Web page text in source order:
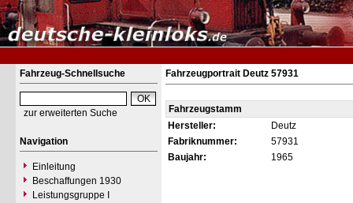
Fahrzeug-Schnellsuche
zur erweiterten Suche
Navigation
Einleitung
Beschaffungen 1930
Leistungsgruppe I
Fahrzeugportrait Deutz 57931
Fahrzeugstamm
Hersteller:
Deutz
Fabriknummer:
57931
Baujahr:
1965